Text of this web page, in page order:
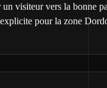
visiteur vers la bonne
pour la zone